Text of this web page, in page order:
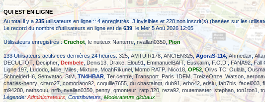
QUI EST EN LIGNE
Au total il y a 235utilisateurs en ligne :: 4 enregistrés, 3 invisibles et 228 non inscrit(s) (basées sur les
Le record du nombre d’utilisateurs en ligne est de639, le Mer 5 Aoû 2026 12:05
Utilisateurs enregistrés : Cruchot le nuiteux Nanterre nvallan0350 ,Pion
133 Utilisateurs actifs ces dernières 24 heures: 325 AMTUIR178 ANCIEN325,AgoraS-114,Ahmedax
DECULTOT Decipher,Dembele,Denis13 Drake Elou91, EmmanuelBAIT ,Euskalim F.O.D., FANA92,Fall
Ligne 197 ,Ludodo Mille_Miles ,Mixture ,MoahRikunel,Momo RATP Nico18 ,OP52,Olivs TC ,Oulala,
SchneiderH6 Semvatac,StM,TN4HBAR Ter centre,Transport_Paris_IDFM TreizeOnze Watson
charles-henry citaro27 comoriano92, coquille7655 du chastaingt dub91 erbo42 erisiu,fab7bis facel003
m94200 ,nathsouu,nrfb,nvallan0350 penny qmonteur ratp 320 reza92 routemaster,stephan ton1ton1
Légende: Administrateurs,Contributeurs,Modérateurs globaux